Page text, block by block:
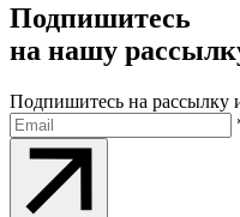
Подпишитесь
на нашу
Подпишитесь на рассылку
Электронная почта
Отправить